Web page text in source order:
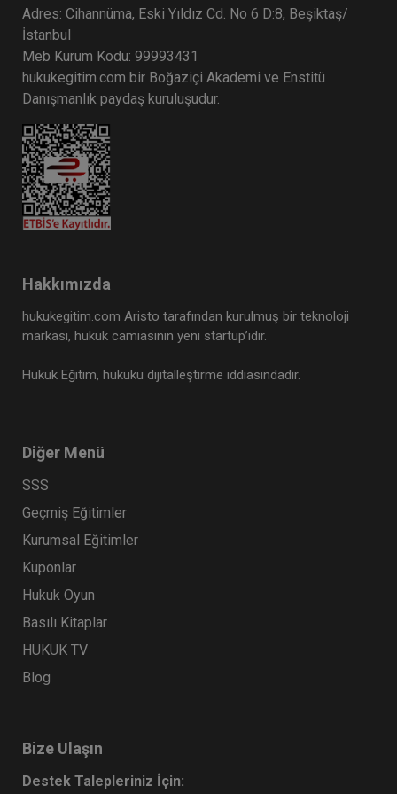
Adres: Cihannüma, Eski Yıldız Cd. No 6 D:8, Beşiktaş/
İstanbul
Meb Kurum Kodu: 99993431
hukukegitim.com bir Boğaziçi Akademi ve Enstitü
Danışmanlık paydaş kuruluşudur.
Hakkımızda
hukukegitim.com Aristo tarafından kurulmuş bir teknoloji
markası, hukuk camiasının yeni startup’ıdır.
Hukuk Eğitim, hukuku dijitalleştirme iddiasındadır.
Diğer Menü
SSS
Geçmiş Eğitimler
Kurumsal Eğitimler
Kuponlar
Hukuk Oyun
Basılı Kitaplar
HUKUK TV
Blog
Bize Ulaşın
Destek Talepleriniz İçin: